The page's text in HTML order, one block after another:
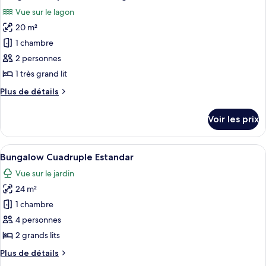
chambre
Bungalow
Estandar
les
photos
pour
ce
type
chambre :
Vista
Laguna
Vue sur le lagon
20 m²
1 chambre
2 personnes
1 très grand lit
Plus de détails
Plus
le
type
de
chambre
Bungalow
Superior
Vista
Laguna
Voir les prix
Afficher
toutes
les
photos
pour
ce
type
chambre :
Une chambre avec une grande
4
Bungalow Cuadruple Estandar
Vue sur le jardin
24 m²
1 chambre
4 personnes
2 grands lits
Plus de détails
Plus